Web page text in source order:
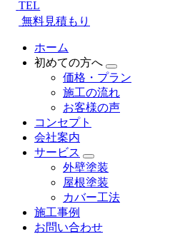
TEL
無料見積もり
ホーム
初めての方へ
価格・プラン
施工の流れ
お客様の声
コンセプト
会社案内
サービス
外壁塗装
屋根塗装
カバー工法
施工事例
お問い合わせ